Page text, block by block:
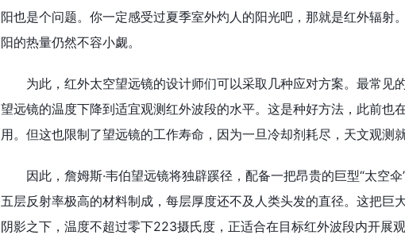
阳也是个问题。你一定感受过夏季室外灼人的阳光吧，那就是红外辐射
阳的热量仍然不容小觑。
为此，红外太空望远镜的设计师们可以采取几种应对方案。最常见
望远镜的温度下降到适宜观测红外波段的水平。这是种好方法，此前也
用。但这也限制了望远镜的工作寿命，因为一旦冷却剂耗尽，天文观测
因此，詹姆斯·韦伯望远镜将独辟蹊径，配备一把昂贵的巨型“太空伞
五层反射率极高的材料制成，每层厚度还不及人类头发的直径。这把巨
阴影之下，温度不超过零下223摄氏度，正适合在目标红外波段内开展观